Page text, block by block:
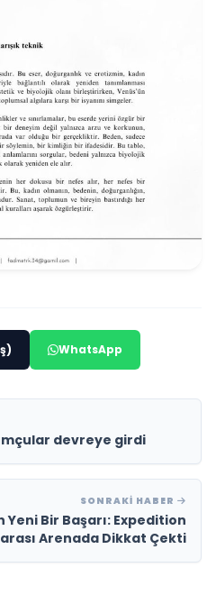
WhatsApp
devreye girdi
SONRAKI HABER
Yeni Bir Başarı: Expedition
Arenada Dikkat Çekti